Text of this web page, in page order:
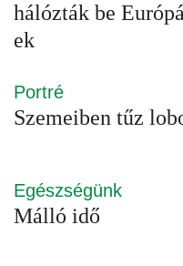
hálózták be
ek
Portré
Szemeiben tűz
Egészségünk
Málló idő